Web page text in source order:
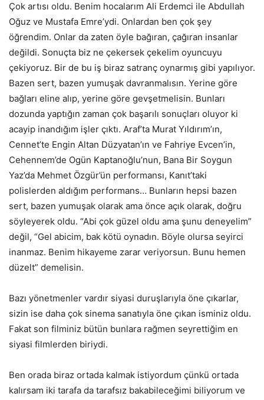
Çok artısı oldu. Benim hocalarım Ali Erdemci ile Abdullah
Oğuz ve Mustafa Emre’ydi. Onlardan ben çok şey
öğrendim. Onlar da zaten öyle bağıran, çağıran insanlar
değildi. Sonuçta biz ne çekersek çekelim oyuncuyu
çekiyoruz. Bir de bu iş biraz satranç oynarmış gibi yapılıyor.
Bazen sert, bazen yumuşak davranmalısın. Yerine göre
bağları eline alıp, yerine göre gevşetmelisin. Bunları
dozunda yaptığın zaman çok başarılı sonuçları oluyor ki
acayip inandığım işler çıktı. Araf’ta Murat Yıldırım’ın,
Cennet’te Engin Altan Düzyatan’ın ve Fahriye Evcen’in,
Cehennem’de Ogün Kaptanoğlu’nun, Bana Bir Soygun
Yaz’da Mehmet Özgür’ün performansı, Kanıt’taki
polislerden aldığım performans… Bunların hepsi bazen
sert, bazen yumuşak olarak ama önce açık olarak, doğru
söyleyerek oldu. “Abi çok güzel oldu ama şunu deneyelim”
değil, “Gel abicim, bak kötü oynadın. Böyle olursa seyirci
inanmaz. Benim hikayeme zarar veriyorsun. Bunu hemen
düzelt” demelisin.
Bazı yönetmenler vardır siyasi duruşlarıyla öne çıkarlar,
sizin ise daha çok sinema sanatıyla öne çıkan isminiz oldu.
Fakat son filminiz bütün bunlara rağmen seyrettiğim en
siyasi filmlerden biriydi.
Ben orada biraz ortada kalmak istiyordum çünkü ortada
kalırsam iki tarafa da tarafsız bakabileceğimi biliyorum ve